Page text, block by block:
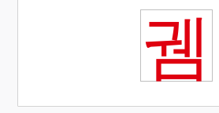
궴